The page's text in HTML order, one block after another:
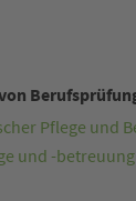
Pflege und
und -betreuung